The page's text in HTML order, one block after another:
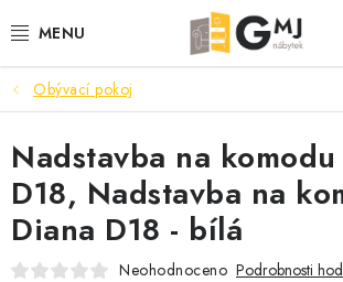
na
SEDACÍ SOUPRAVY
OBÝVACÍ POKOJ
LOŽNICE
KUCHYNĚ
Obývací pokoj
Nadstavba na
D18, Nadstavba na
Diana D18 - bílá
Neohodnoceno Podrobnosti